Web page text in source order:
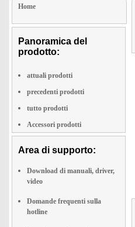
Home
Panoramica del
prodotto:
attuali prodotti
precedenti prodotti
tutto prodotti
Accessori prodotti
Area di supporto:
Download di manuali, driver,
video
Domande frequenti sulla
hotline